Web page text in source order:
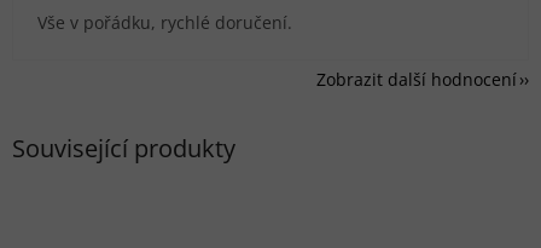
Související produkty
Vše v pořádku, rychlé doručení.
Zobrazit další hodnocení